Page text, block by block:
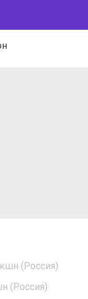
(Россия)
(Россия)